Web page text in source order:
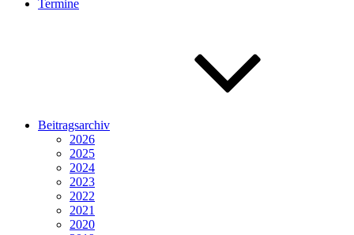
Termine
Beitragsarchiv
2026
2025
2024
2023
2022
2021
2020